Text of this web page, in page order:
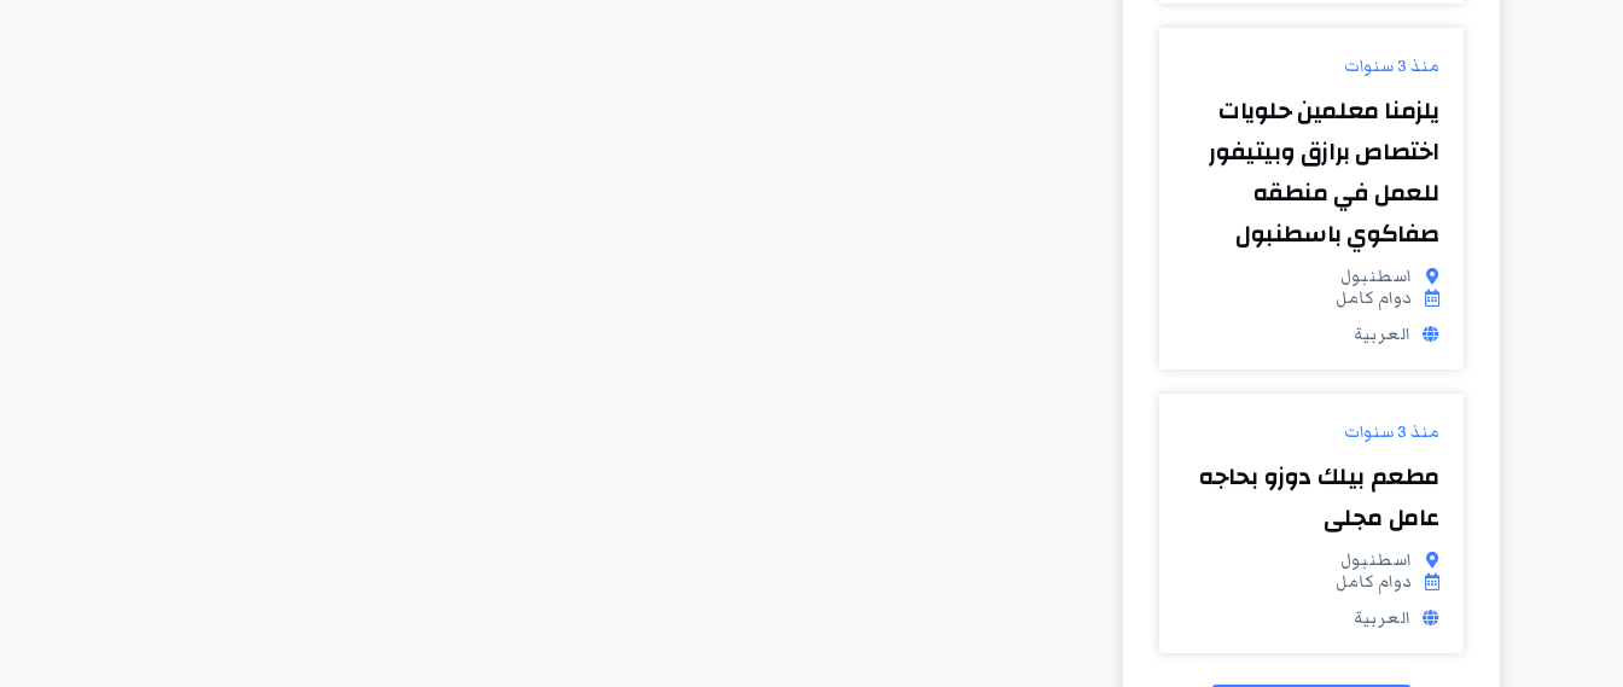
منذ 3 سنوات
يلزمنا معلمين حلويات
اختصاص برازق وبيتيفور
للعمل في منطقه
صفاكوي باسطنبول
اسطنبول
دوام كامل
العربية
منذ 3 سنوات
مطعم بيلك دوزو بحاجه
عامل مجلى
اسطنبول
دوام كامل
العربية